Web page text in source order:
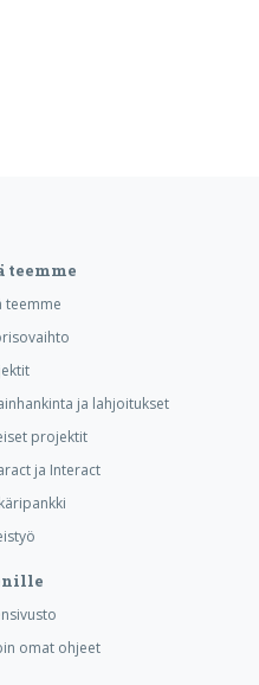
teemme
teemme
ja lahjoitukset
projektit
ja Interact
omat ohjeet